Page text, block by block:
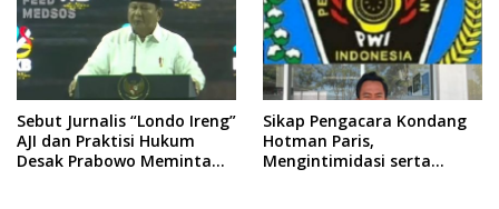
Sebut Jurnalis “Londo Ireng”
AJI dan Praktisi Hukum
Desak Prabowo Meminta
Sikap Pengacara Kondang
Hotman Paris,
Mengintimidasi serta